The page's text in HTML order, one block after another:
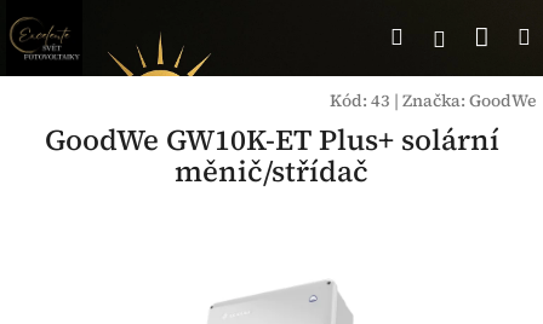
Přejít
na
obsah
Hledat
Kód: 43 | Značka: GoodWe
GoodWe GW10K-ET Plus+ solární
měnič/střídač